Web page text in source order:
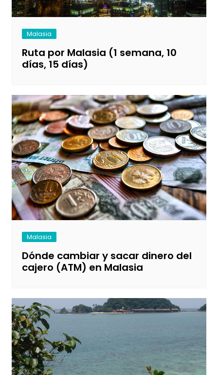
Malasia
Ruta por Malasia (1 semana, 10
días, 15 días)
Malasia
Dónde cambiar y sacar dinero del
cajero (ATM) en Malasia